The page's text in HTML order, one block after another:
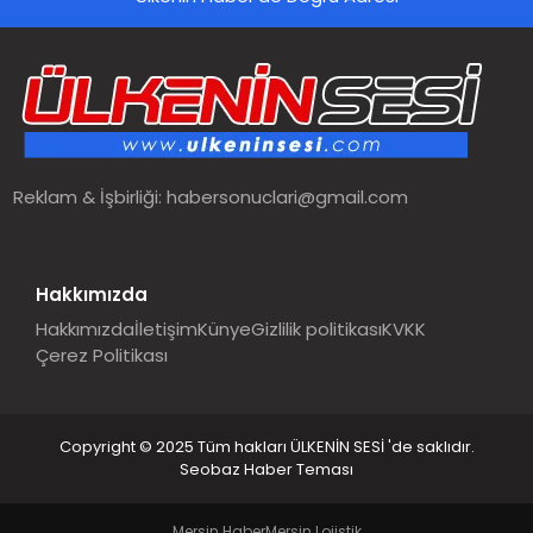
TEKNOLOJI
Reklam & İşbirliği:habersonuclari@gmail.com
Hakkımızda
HakkımızdaİletişimKünyeGizlilik politikasıKVKK
Çerez Politikası
Copyright © 2025 Tüm hakları ÜLKENİN SESİ 'de saklıdır.
Seobaz Haber Teması